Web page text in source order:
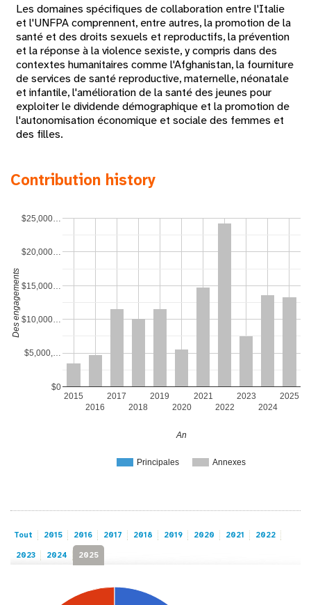
Les domaines spécifiques de collaboration entre l'Italie
et l'UNFPA comprennent, entre autres, la promotion de la
santé et des droits sexuels et reproductifs, la prévention
et la réponse à la violence sexiste, y compris dans des
contextes humanitaires comme l'Afghanistan, la fourniture
de services de santé reproductive, maternelle, néonatale
et infantile, l'amélioration de la santé des jeunes pour
exploiter le dividende démographique et la promotion de
l'autonomisation économique et sociale des femmes et
des filles.
Contribution history
Principales Annexes
2015
2016
2017
2018
2019
2020
2021
2022
2023
2024
2025
$0
$5,000,…
$10,000…
$15,000…
$20,000…
$25,000…
An
Des engagements
Tout 2015 2016 2017 2018 2019 2020 2021 2022
2023 2024 2025